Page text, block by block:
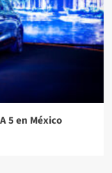
5 en México